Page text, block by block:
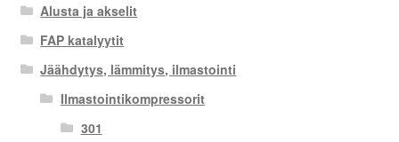
Alusta ja akselit
FAP katalyytit
Jäähdytys, lämmitys, ilmastointi
Ilmastointikompressorit
301